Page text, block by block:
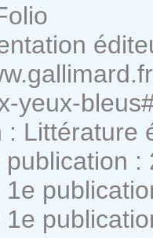
yeux-
: Littérature
: